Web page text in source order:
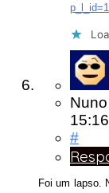
15:16
#
Foi um lapso.